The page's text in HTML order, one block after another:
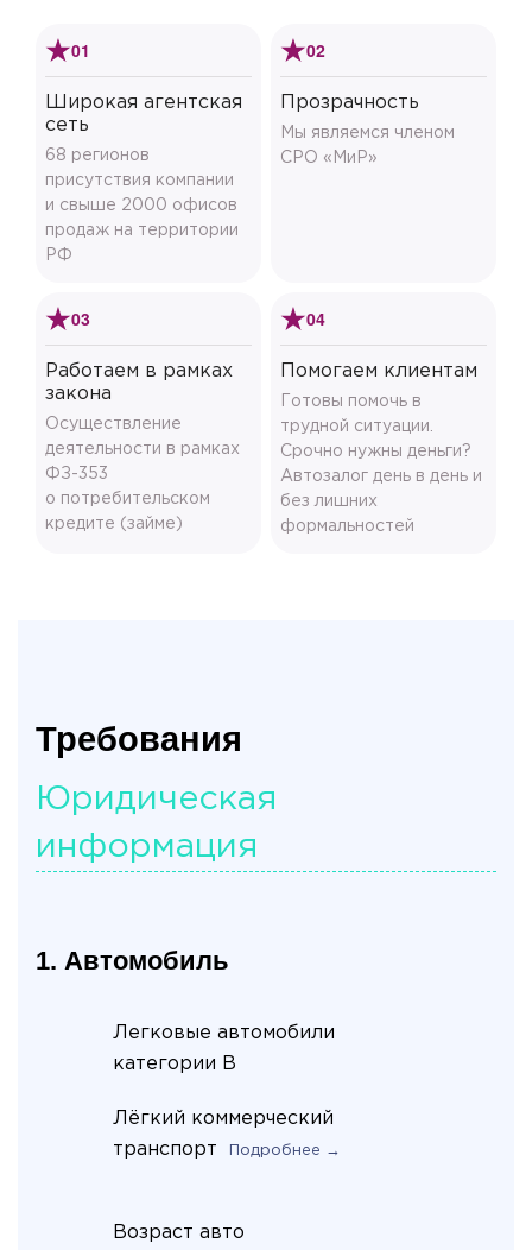
01
Широкая агентская
сеть
68 регионов
присутствия компании
и свыше 2000 офисов
продаж на территории
РФ
02
Прозрачность
Мы являемся членом
СРО «МиР»
03
Работаем в рамках
закона
Осуществление
деятельности в рамках
ФЗ-353
о потребительском
кредите (займе)
04
Помогаем клиентам
Готовы помочь в
трудной ситуации.
Срочно нужны деньги?
Автозалог день в день и
без лишних
формальностей
Требования
Юридическая
информация
1. Автомобиль
Легковые автомобили
категории B
Лёгкий коммерческий
транспорт
Подробнее →
Возраст авто